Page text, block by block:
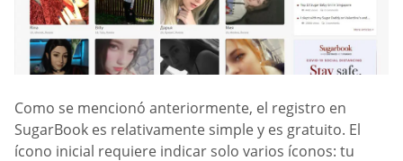
Como se mencionó anteriormente, el registro en
SugarBook es relativamente simple y es gratuito. El
ícono inicial requiere indicar solo varios íconos: tu